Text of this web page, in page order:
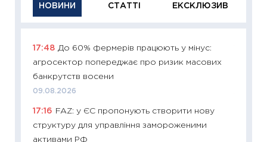
НОВИНИ СТАТТІ ЕКСКЛЮЗИВ
17:48 До 60% фермерів працюють у мінус:
агросектор попереджає про ризик масових
банкрутств восени
09.08.2026
17:16
FAZ: у ЄС пропонують створити нову
структуру для управління замороженими
активами РФ